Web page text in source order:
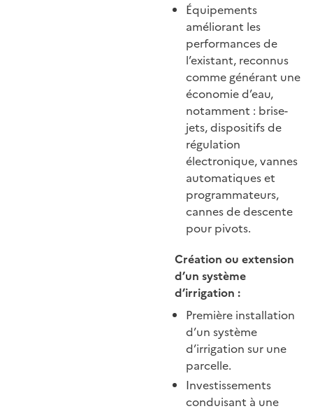
Équipements
améliorant les
performances de
l’existant, reconnus
comme générant une
économie d’eau,
notamment : brise-
jets, dispositifs de
régulation
électronique, vannes
automatiques et
programmateurs,
cannes de descente
pour pivots.
Création ou extension
d’un système
d’irrigation :
Première installation
d’un système
d’irrigation sur une
parcelle.
Investissements
conduisant à une